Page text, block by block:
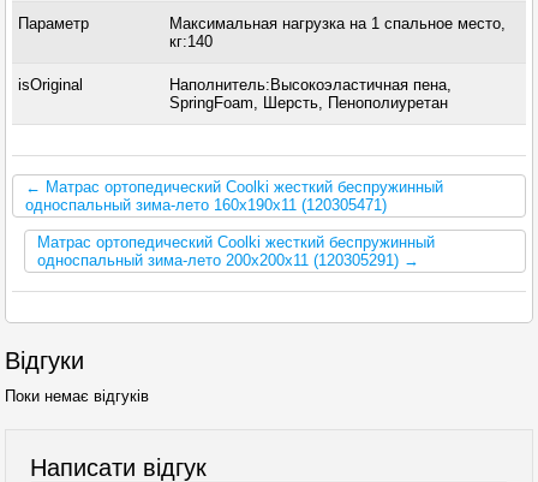
Параметр
Максимальная нагрузка на 1 спальное место,
кг:140
isOriginal
Наполнитель:Высокоэластичная пена,
SpringFoam, Шерсть, Пенополиуретан
← Матрас ортопедический Coolki жесткий беспружинный
односпальный зима-лето 160х190х11 (120305471)
Матрас ортопедический Coolki жесткий беспружинный
односпальный зима-лето 200х200х11 (120305291) →
Відгуки
Поки немає відгуків
Написати відгук